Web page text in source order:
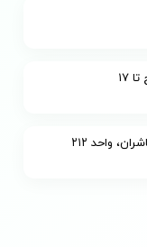
واحد ۲۱۲